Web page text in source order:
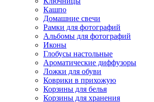
Кашпо
Домашние свечи
Рамки для фотографий
Альбомы для фотографий
Иконы
Глобусы настольные
Ароматические диффузоры
Ложки для обуви
Коврики в прихожую
Корзины для белья
Корзины для хранения